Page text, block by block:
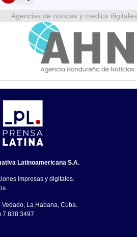
Agencias de noticias y medios digitales
Latinoamericana S.A.
impresas y digitales.
La Habana, Cuba.
7 838 3497